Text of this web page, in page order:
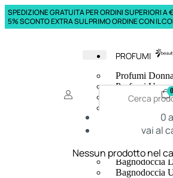
SPEDIZIONE GRATUITA PER ORDINI SUPERIORI A
5% SCONTO EXTRA SUL PRIMO ORDINE CON IL
PROFUMI
Profumi Donna
Profumi Uomo
Deodoranti
Corpo Donna
Corpo Uomo
Creme Mani
Bagnodoccia
Bagnodoccia
0
0
vai al
Nessun prodotto nel